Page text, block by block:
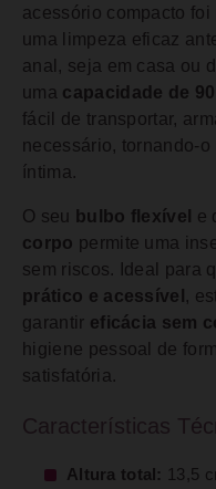
acessório compacto
uma limpeza eficaz
anal, seja em casa ou
uma capacidade de 90
fácil de transportar,
necessário, tornando-
íntima.
O seu bulbo flexível e
corpo permite uma
sem riscos. Ideal para
prático e acessível ,
garantir eficácia sem
higiene pessoal de
satisfatória.
Características
Altura total: 13,5